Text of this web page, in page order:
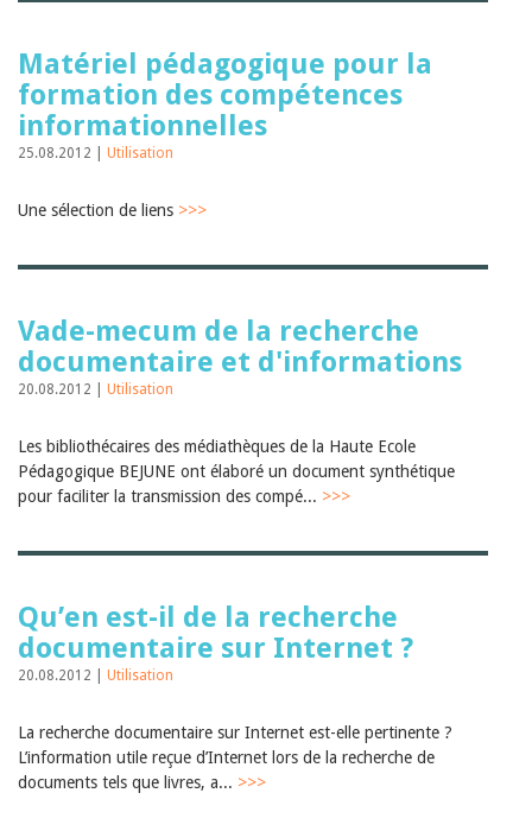
Matériel pédagogique pour la
formation des compétences
informationnelles
25.08.2012 | Utilisation
Une sélection de liens >>>
Vade-mecum de la recherche
documentaire et d'informations
20.08.2012 | Utilisation
Les bibliothécaires des médiathèques de la Haute Ecole
Pédagogique BEJUNE ont élaboré un document synthétique
pour faciliter la transmission des compé... >>>
Qu’en est-il de la recherche
documentaire sur Internet ?
20.08.2012 | Utilisation
La recherche documentaire sur Internet est-elle pertinente ?
L’information utile reçue d’Internet lors de la recherche de
documents tels que livres, a... >>>